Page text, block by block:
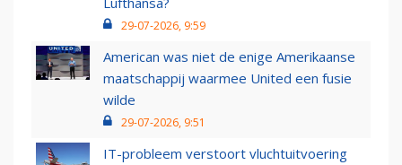
29-07-2026, 9:59
American was niet de enige Amerikaanse
maatschappij waarmee United een fusie
wilde
29-07-2026, 9:51
IT-probleem verstoort vluchtuitvoering